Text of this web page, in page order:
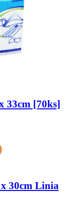
33cm [70ks]
30cm Linia